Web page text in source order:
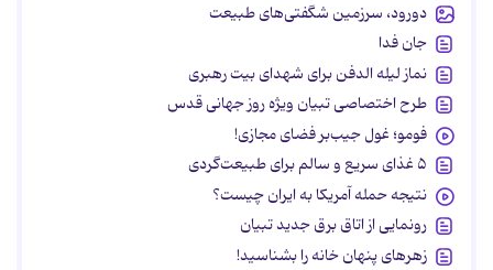
دورود، سرزمین شگفتی‌های طبیعت
جان فدا
نماز لیله الدفن برای شهدای بیت رهبری
طرح اختصاصی تبیان ویژه روز جهانی قدس
فومو؛ غول جیب‌بر فضای مجازی!
۵ غذای سریع و سالم برای طبیعت‌گردی
نتیجه حمله آمریکا به ایران چیست؟
رونمایی از اتاق برق جدید تبیان
زهرهای پنهان خانه را بشناسید!